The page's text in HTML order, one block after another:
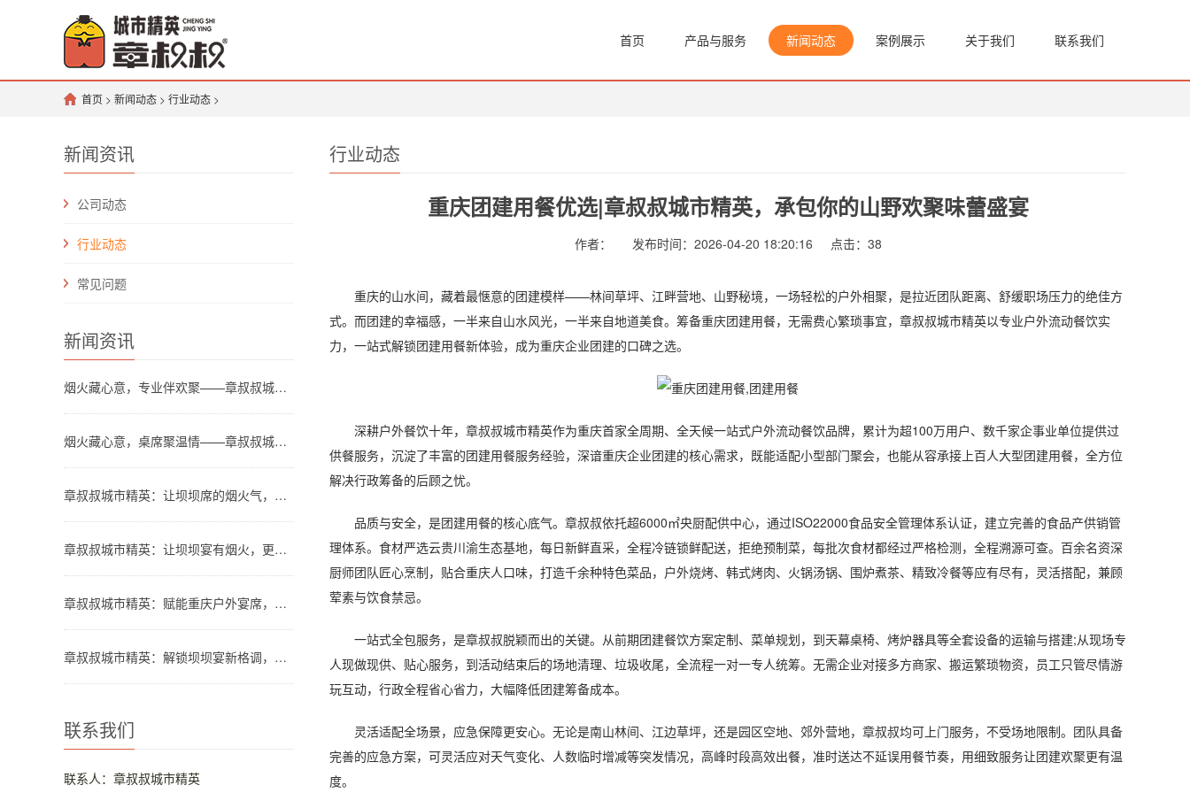
首页 产品与服务 新闻动态 案例展示 关于我们 联系我们
首页 > 新闻动态 > 行业动态 >
新闻资讯
公司动态
行业动态
常见问题
新闻资讯
烟火藏心意，专业伴欢聚——章叔叔城市精英团队解锁川渝坝坝宴新格调
烟火藏心意，桌席聚温情——章叔叔城市精英团队解锁川渝坝坝宴新格调
章叔叔城市精英：让坝坝席的烟火气，温暖都市人的团圆时刻
章叔叔城市精英：让坝坝宴有烟火，更有品质
章叔叔城市精英：赋能重庆户外宴席，让山水间的欢聚更有格调
章叔叔城市精英：解锁坝坝宴新格调，让烟火欢聚更省心
联系我们
联系人：章叔叔城市精英
行业动态
重庆团建用餐优选|章叔叔城市精英，承包你的山野欢聚味蕾盛宴
作者： 发布时间：2026-04-20 18:20:16 点击： 38
重庆的山水间，藏着最惬意的团建模样——林间草坪、江畔营地、山野秘境，一场轻松的户外相聚，是拉近团队距离、舒缓职场压力的绝佳方
式。而团建的幸福感，一半来自山水风光，一半来自地道美食。筹备重庆团建用餐，无需费心繁琐事宜，章叔叔城市精英以专业户外流动餐饮实
力，一站式解锁团建用餐新体验，成为重庆企业团建的口碑之选。
深耕户外餐饮十年，章叔叔城市精英作为重庆首家全周期、全天候一站式户外流动餐饮品牌，累计为超100万用户、数千家企事业单位提供过
供餐服务，沉淀了丰富的团建用餐服务经验，深谙重庆企业团建的核心需求，既能适配小型部门聚会，也能从容承接上百人大型团建用餐，全方位
解决行政筹备的后顾之忧。
品质与安全，是团建用餐的核心底气。章叔叔依托超6000㎡央厨配供中心，通过ISO22000食品安全管理体系认证，建立完善的食品产供销管
理体系。食材严选云贵川渝生态基地，每日新鲜直采，全程冷链锁鲜配送，拒绝预制菜，每批次食材都经过严格检测，全程溯源可查。百余名资深
厨师团队匠心烹制，贴合重庆人口味，打造千余种特色菜品，户外烧烤、韩式烤肉、火锅汤锅、围炉煮茶、精致冷餐等应有尽有，灵活搭配，兼顾
荤素与饮食禁忌。
一站式全包服务，是章叔叔脱颖而出的关键。从前期团建餐饮方案定制、菜单规划，到天幕桌椅、烤炉器具等全套设备的运输与搭建;从现场专
人现做现供、贴心服务，到活动结束后的场地清理、垃圾收尾，全流程一对一专人统筹。无需企业对接多方商家、搬运繁琐物资，员工只管尽情游
玩互动，行政全程省心省力，大幅降低团建筹备成本。
灵活适配全场景，应急保障更安心。无论是南山林间、江边草坪，还是园区空地、郊外营地，章叔叔均可上门服务，不受场地限制。团队具备
完善的应急方案，可灵活应对天气变化、人数临时增减等突发情况，高峰时段高效出餐，准时送达不延误用餐节奏，用细致服务让团建欢聚更有温
度。